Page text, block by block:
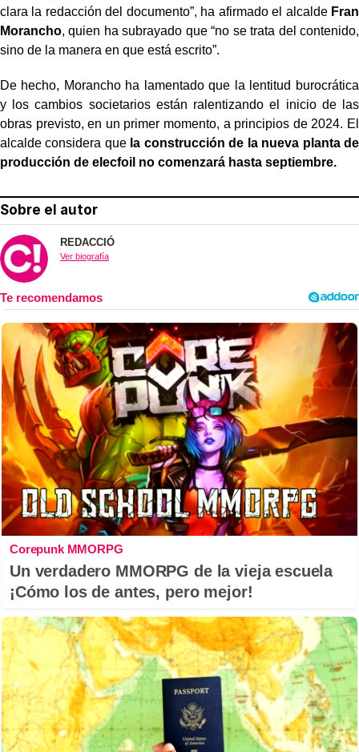
clara la redacción del documento”, ha afirmado el alcalde Fran
Morancho, quien ha subrayado que “no se trata del contenido,
sino de la manera en que está escrito”.
De hecho, Morancho ha lamentado que la lentitud burocrática
y los cambios societarios están ralentizando el inicio de las
obras previsto, en un primer momento, a principios de 2024. El
alcalde considera que la construcción de la nueva planta de
producción de elecfoil no comenzará hasta septiembre.
Sobre el autor
REDACCIÓ
Ver biografía
Corepunk MMORPG
Un verdadero MMORPG de la vieja escuela
¡Cómo los de antes, pero mejor!